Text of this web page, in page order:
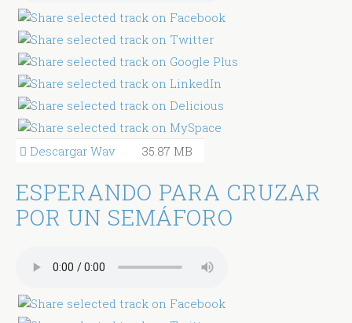
Descargar Wav 35.87 MB
ESPERANDO PARA CRUZAR
POR UN SEMÁFORO